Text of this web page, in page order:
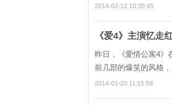
2014-02-12 10:30:45
《爱4》主演忆走
昨日，《爱情公寓4》
前几部的爆笑的风格
2014-01-20 11:15:58